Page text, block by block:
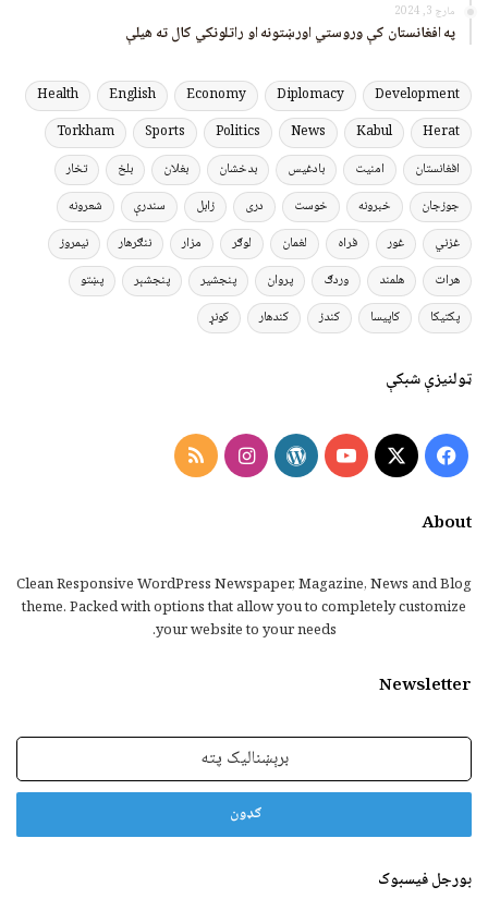
مارچ 3, 2024
په افغانستان کې وروستي اورښتونه او راتلونکي کال ته هیلې
Development
Diplomacy
Economy
English
Health
Herat
Kabul
News
Politics
Sports
Torkham
افغانستان
امنیت بادغیس بدخشان بغلان بلخ
تخار
جوزجان
خبرونه خوست دری زابل سندرې
شعرونه
غزني
غور فراه لغمان لوګر مزار ننګرهار
نیمروز
هرات
هلمند وردګ پروان پنجشیر پنجشېر
پښتو
پکتیکا
کاپیسا کندز کندهار کونړ
ټولنیزې شبکې
Facebook
X
YouTube
WordPress
Instagram
RSS
About
Clean Responsive WordPress Newspaper, Magazine, News and Blog
theme. Packed with options that allow you to completely customize
your website to your needs.
Newsletter
برېښنالیک
بورجل فیسبوک